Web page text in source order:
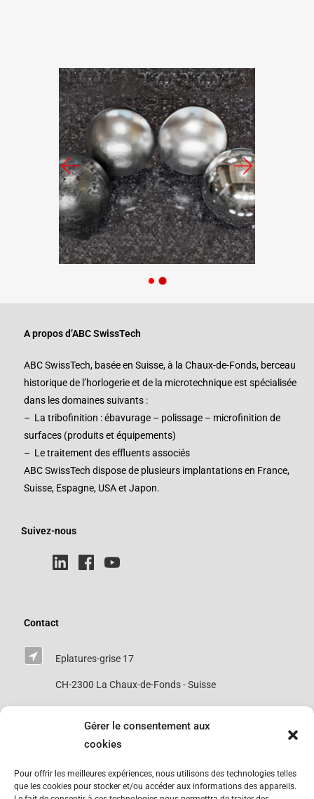
Gérer le consentement aux
cookies
Pour offrir les meilleures expériences, nous utilisons des technologies telles
que les cookies pour stocker et/ou accéder aux informations des appareils.
A propos d’ABC SwissTech
ABC SwissTech, basée en Suisse, à la Chaux-de-Fonds, berceau
historique de l’horlogerie et de la microtechnique est spécialisée
dans les domaines suivants :
– La tribofinition : ébavurage – polissage – microfinition de
surfaces (produits et équipements)
– Le traitement des effluents associés
ABC SwissTech dispose de plusieurs implantations en France,
Suisse, Espagne, USA et Japon.
Suivez-nous
Contact
Eplatures-grise 17
CH-2300 La Chaux-de-Fonds - Suisse
0041 76 693 8063